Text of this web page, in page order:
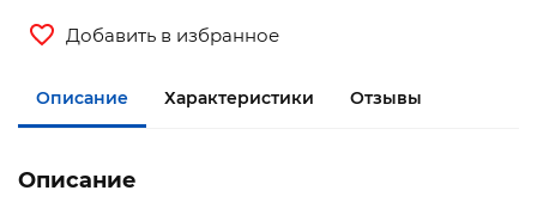
Добавить в избранное
Описание Характеристики Отзывы
Описание